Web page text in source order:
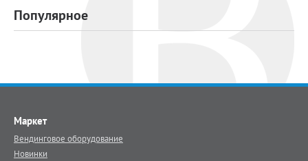
Популярное
Маркет
Вендинговое оборудование
Новинки